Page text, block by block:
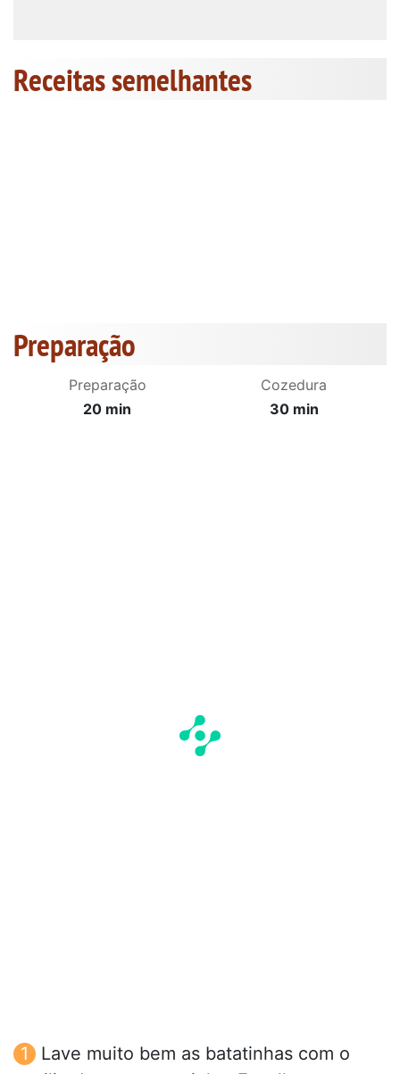
Receitas semelhantes
Preparação
Preparação
20 min
Cozedura
30 min
Lave muito bem as batatinhas com o